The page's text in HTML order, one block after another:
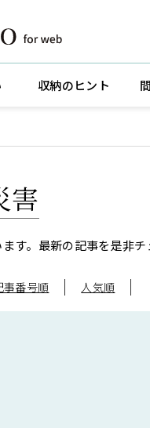
収納のヒント
害
す。 最新の記事を是非チ
事番号順 人気順